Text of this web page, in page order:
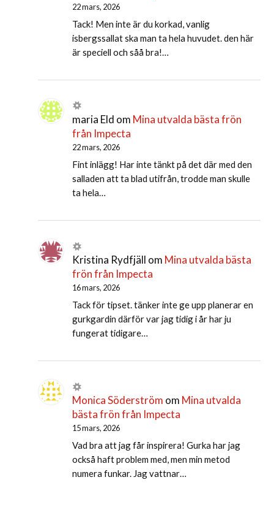
22 mars, 2026
Tack! Men inte är du korkad, vanlig
isbergssallat ska man ta hela huvudet. den här
är speciell och såå bra!…
maria Eld om Mina utvalda bästa frön
från Impecta
22 mars, 2026
Fint inlägg! Har inte tänkt på det där med den
salladen att ta blad utifrån, trodde man skulle
ta hela…
Kristina Rydfjäll om Mina utvalda bästa
frön från Impecta
16 mars, 2026
Tack för tipset. tänker inte ge upp planerar en
gurkgardin därför var jag tidig i år har ju
fungerat tidigare…
Monica Söderström om Mina utvalda
bästa frön från Impecta
15 mars, 2026
Vad bra att jag får inspirera! Gurka har jag
också haft problem med, men min metod
numera funkar. Jag vattnar…